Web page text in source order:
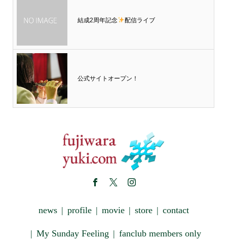
結成2周年記念 配信ライブ
公式サイトオープン！
news profile movie store contact
My Sunday Feeling fanclub members only